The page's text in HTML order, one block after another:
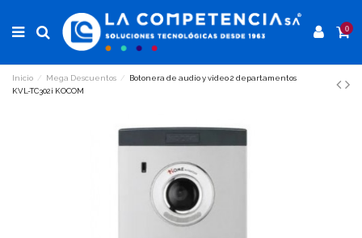
0
Inicio Mega Descuentos
Botonera de audio y video 2 departamentos
KVL-TC302i KOCOM